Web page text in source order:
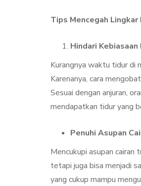
Tips Mencegah
Hindari Kebiasaan
Kurangnya waktu tidur di
Karenanya, cara
Sesuai dengan anjuran,
mendapatkan tidur yang
Penuhi Asupan
Mencukupi asupan cairan
tetapi juga bisa menjadi
yang cukup mampu